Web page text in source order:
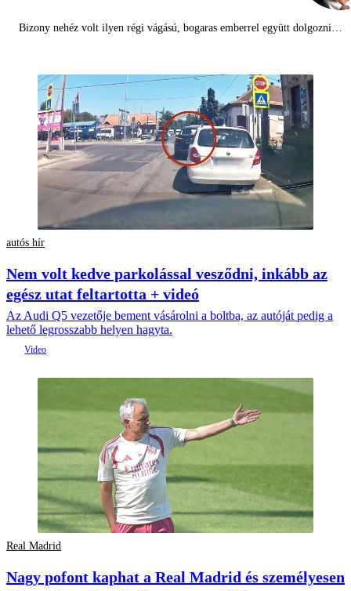
Bizony nehéz volt ilyen régi vágású, bogaras emberrel együtt dolgozni…
autós hír
Nem volt kedve parkolással vesződni, inkább az
egész utat feltartotta + videó
Az Audi Q5 vezetője bement vásárolni a boltba, az autóját pedig a
lehető legrosszabb helyen hagyta.
Real Madrid
Nagy pofont kaphat a Real Madrid és személyesen